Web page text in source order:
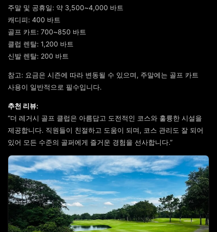
주말 및 공휴일: 약 3,500~4,000 바트
캐디피: 400 바트
골프 카트: 700~850 바트
클럽 렌탈: 1,200 바트
신발 렌탈: 200 바트
참고: 요금은 시즌에 따라 변동될 수 있으며, 주말에는 골프 카트
사용이 일반적으로 필수입니다.
추천 리뷰:
“더 레거시 골프 클럽은 아름답고 도전적인 코스와 훌륭한 시설을
제공합니다. 직원들이 친절하고 도움이 되며, 코스 관리도 잘 되어
있어 모든 수준의 골퍼에게 즐거운 경험을 선사합니다.”